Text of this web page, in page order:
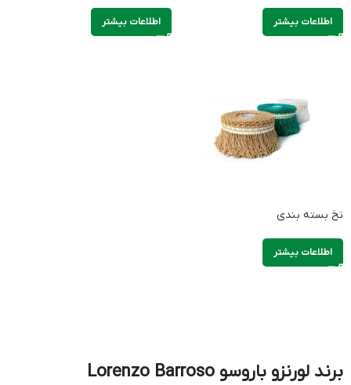
اطلاعات بیشتر اطلاعات بیشتر
نخ بسته بندی
اطلاعات بیشتر
برند لورنزو باروسو Lorenzo Barroso